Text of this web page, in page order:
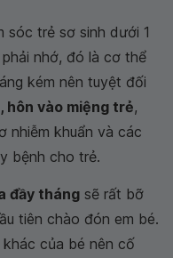
sóc trẻ sơ sinh dưới 1
nhớ, đó là cơ thể
kém nên tuyệt đối
hôn vào miệng trẻ,
nhiễm khuẩn và các
bệnh cho trẻ.
đầy tháng sẽ rất bỡ
tiên chào đón em bé.
của bé nên cố